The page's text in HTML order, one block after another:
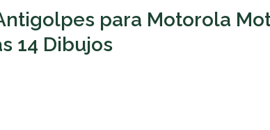
para Motorola
14 Dibujos